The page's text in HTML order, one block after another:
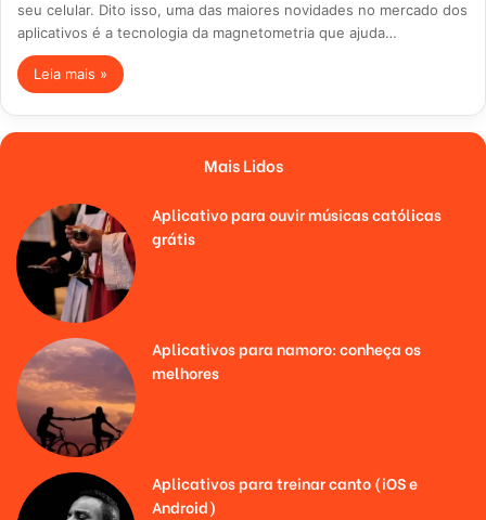
seu celular. Dito isso, uma das maiores novidades no mercado dos
aplicativos é a tecnologia da magnetometria que ajuda…
Leia mais »
Mais Lidos
Aplicativo para ouvir músicas católicas
grátis
Aplicativos para namoro: conheça os
melhores
Aplicativos para treinar canto (iOS e
Android)